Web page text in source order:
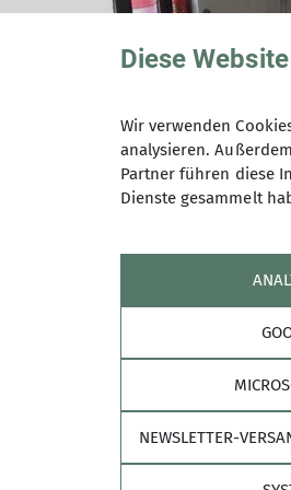
Diese
Wir verwenden
analysieren.
Partner führen diese
Dienste gesammelt
NEWSLETTER-